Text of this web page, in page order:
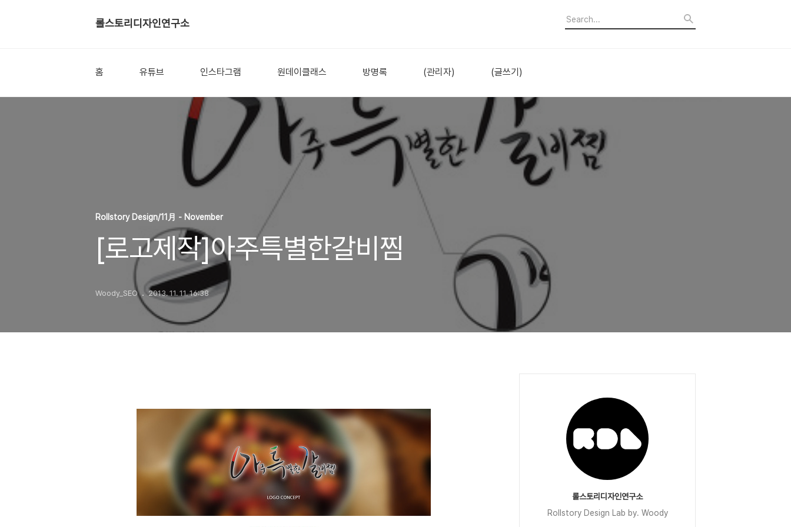
롤스토리디자인연구소
홈 유튜브 인스타그램 원데이클래스 방명록 (관리자) (글쓰기)
Rollstory Design/11月 - November
[로고제작]아주특별한갈비찜
Woody_SEO 2013. 11. 11. 16:38
롤스토리디자인연구소
Rollstory Design Lab by. Woody